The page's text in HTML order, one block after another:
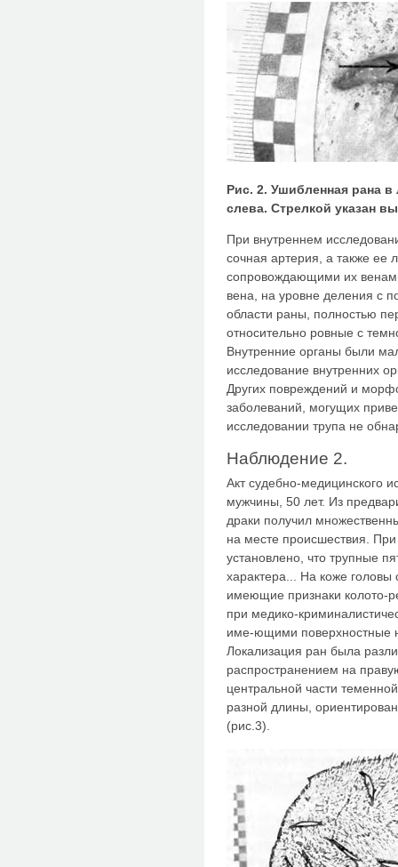
Рис. 2. Ушибленная рана
слева. Стрелкой указан
При внутреннем
сочная артерия, а также ее
сопровождающи­ми их
вена, на уровне де­ления с
области раны, полностью
относительно ровные с
Внутренние органы были
исследование внутренних
Других повреждений и
заболеваний, могущих
исследовании трупа не
Наблюдение 2.
Акт судебно-медицинского
мужчины, 50 лет. Из
драки получил
на месте происшествия.
установлено, что трупные
характера... На коже
имеющие признаки колото-
при медико-
име-ющими поверхностные
Локализация ран была
распространением на
центральной части
разной длины,
(рис.3).